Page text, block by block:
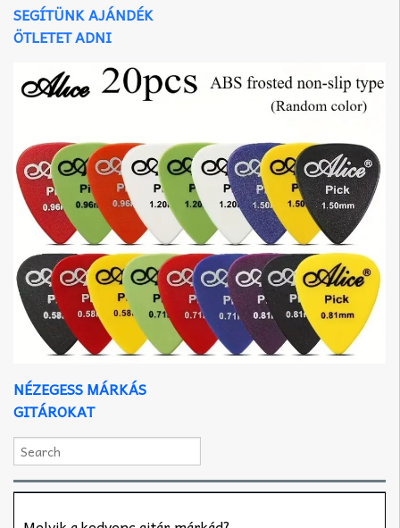
SEGÍTÜNK AJÁNDÉK
ÖTLETET ADNI
NÉZEGESS MÁRKÁS
GITÁROKAT